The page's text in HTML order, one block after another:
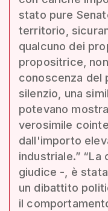
stato pure
territorio,
qualcuno dei
propositrice,
conoscenza del
silenzio, una
potevano
verosimile
dall'importo
industriale.”
giudice -, è
un dibattito
il